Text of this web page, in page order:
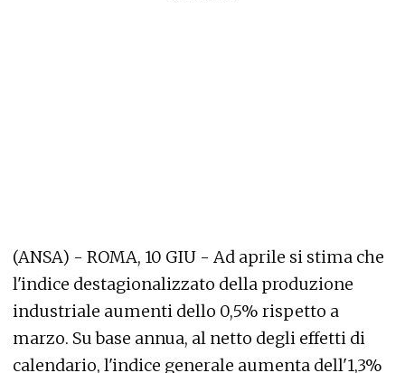
(ANSA) - ROMA, 10 GIU - Ad aprile si stima che
l'indice destagionalizzato della produzione
industriale aumenti dello 0,5% rispetto a
marzo. Su base annua, al netto degli effetti di
calendario, l'indice generale aumenta dell'1,3%